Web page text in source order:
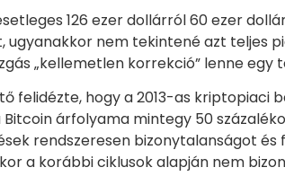
126 ezer dollárról 60 ezer
ugyanakkor nem tekintené azt teljes
„kellemetlen korrekció” lenne
felidézte, hogy a 2013-as kriptopiaci
árfolyama mintegy 50
rendszeresen bizonytalanságot
a korábbi ciklusok alapján nem